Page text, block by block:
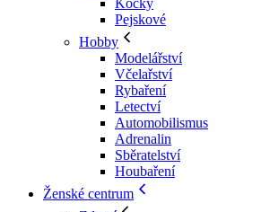
Kočky
Pejskové
Hobby
Modelářství
Včelařství
Rybaření
Letectví
Automobilismus
Adrenalin
Sběratelství
Houbaření
Ženské centrum